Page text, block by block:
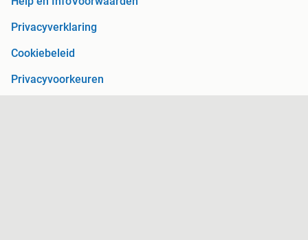
Privacyverklaring
Cookiebeleid
Privacyvoorkeuren